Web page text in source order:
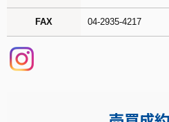
FAX 04-2935-4217